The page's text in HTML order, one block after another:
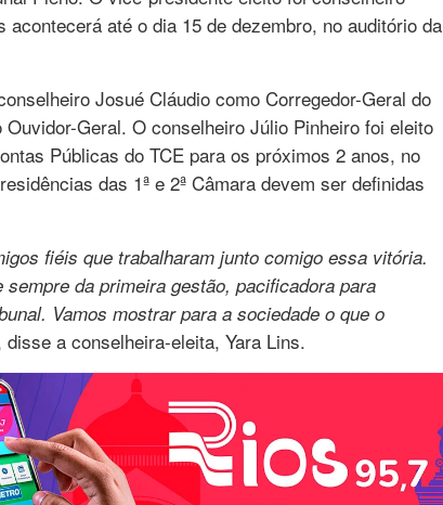
até o dia 15 de dezembro, no auditório da
Josué Cláudio como Corregedor-Geral do
Geral. O conselheiro Júlio Pinheiro foi eleito
Públicas do TCE para os próximos 2 anos, no
das 1ª e 2ª Câmara devem ser definidas
fiéis que trabalharam junto comigo essa vitória.
da primeira gestão, pacificadora para
Vamos mostrar para a sociedade o que o
disse a conselheira-eleita, Yara Lins.